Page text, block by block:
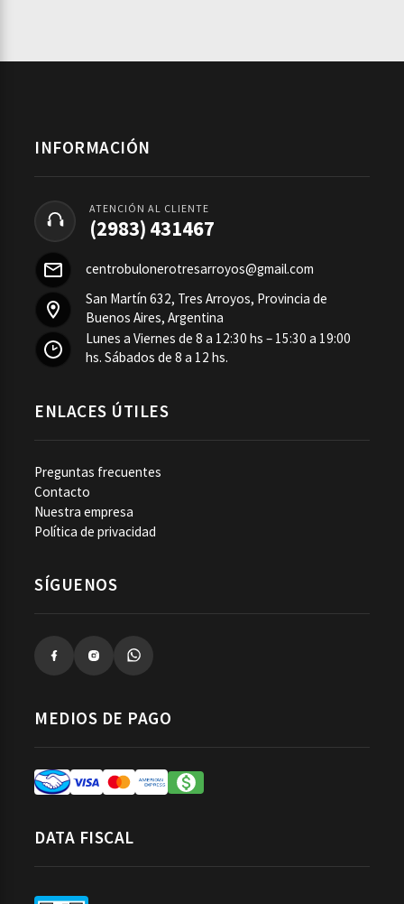
INFORMACIÓN
ATENCIÓN AL CLIENTE
(2983) 431467
centrobulonerotresarroyos@gmail.com
San Martín 632, Tres Arroyos, Provincia de
Buenos Aires, Argentina
Lunes a Viernes de 8 a 12:30 hs – 15:30 a 19:00
hs. Sábados de 8 a 12 hs.
ENLACES ÚTILES
Preguntas frecuentes
Contacto
Nuestra empresa
Política de privacidad
SÍGUENOS
MEDIOS DE PAGO
DATA FISCAL